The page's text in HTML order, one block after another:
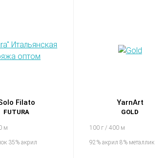
Filato
FUTURA
м
35% акрил
YarnArt
GOLD
100 г / 400 м
92% акрил 8% металлик